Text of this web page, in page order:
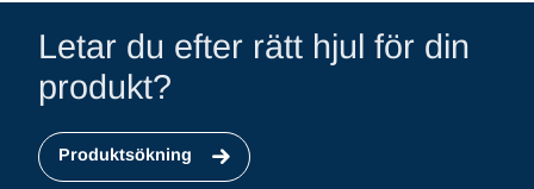
Letar du efter rätt hjul för din
produkt?
Produktsökning